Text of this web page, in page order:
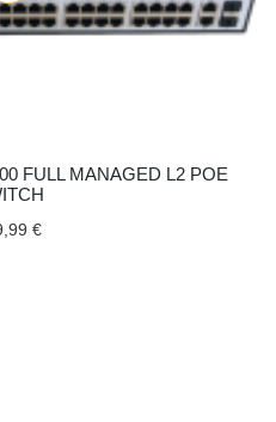
FULL MANAGED L2 POE
€